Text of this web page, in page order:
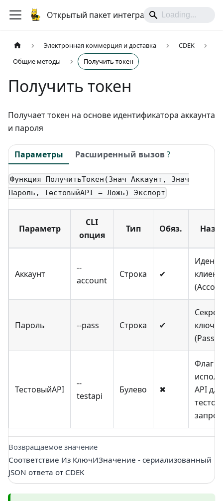
Открытый пакет интеграций
Электронная коммерция и доставка
CDEK
Общие методы
Получить токен
Получить токен
Получает токен на основе идентификатора аккаунта
и пароля
Параметры Расширенный вызов?
Функция ПолучитьТокен(Знач Аккаунт, Знач
Пароль, ТестовыйAPI = Ложь) Экспорт
Параметр
CLI
опция
Тип Обяз.
Аккаунт
--
account
Строка ✔
Пароль --pass Строка ✔
ключ
ТестовыйAPI
--
testapi
Булево ✖
Флаг
API для
Возвращаемое значение
Соответствие Из КлючИЗначение - сериализованный
JSON ответа от CDEK